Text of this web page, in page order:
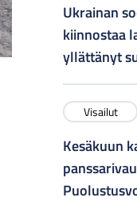
Ukrainan
kiinnostaa
yllättänyt
Visailut
Kesäkuun